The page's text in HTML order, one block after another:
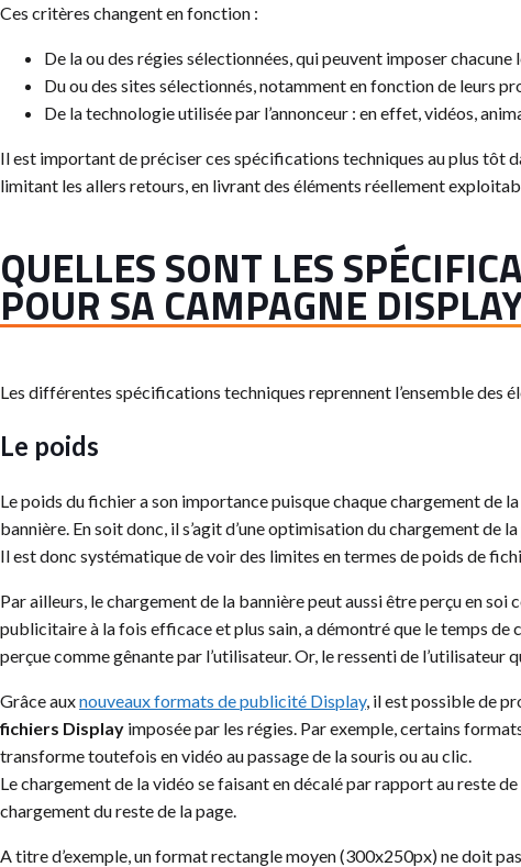
Ces critères changent en fonction :
De la ou des régies sélectionnées, qui peuvent imposer
Du ou des sites sélectionnés, notamment en fonction de leurs
De la technologie utilisée par l’annonceur : en effet, vidéos,
Il est important de préciser ces spécifications techniques au plus tôt
limitant les allers retours, en livrant des éléments réellement
QUELLES SONT LES
POUR SA CAMPAGNE
Les différentes spécifications techniques reprennent l’ensemble
Le poids
Le poids du fichier a son importance puisque chaque chargement de
bannière. En soit donc, il s’agit d’une optimisation du chargement de
Il est donc systématique de voir des limites en termes de poids de
Par ailleurs, le chargement de la bannière peut aussi être perçu en soi
publicitaire à la fois efficace et plus sain, a démontré que le temps
perçue comme gênante par l’utilisateur. Or, le ressenti de
Grâce auxnouveaux formats de publicité Display, il est possible de
fichiers Display imposée par les régies. Par exemple, certains
transforme toutefois en vidéo au passage de la souris ou au clic.
Le chargement de la vidéo se faisant en décalé par rapport au reste
chargement du reste de la page.
A titre d’exemple, un format rectangle moyen (300x250px) ne doit